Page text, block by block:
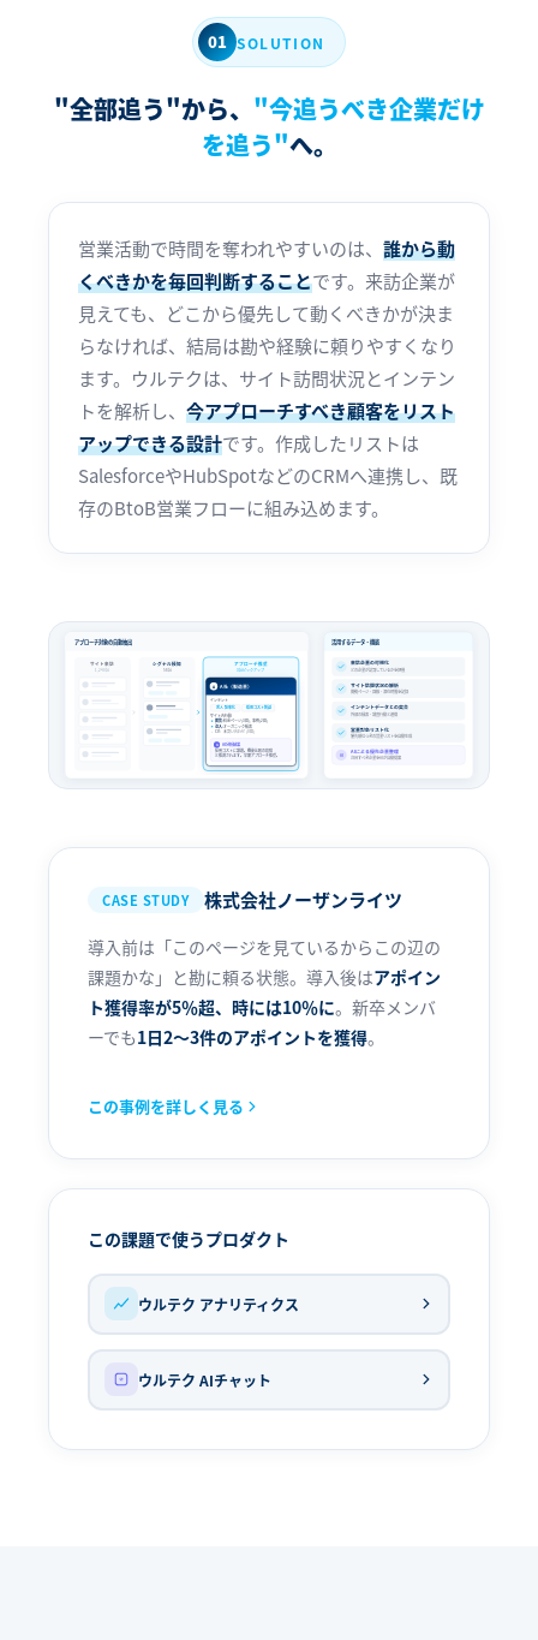
01 SOLUTION
"全部追う"から、 "今追うべき企業だけ
を追う"へ。
営業活動で時間を奪われやすいのは、 誰から動
くべきかを毎回判断することです。来訪企業が
見えても、どこから優先して動くべきかが決ま
らなければ、結局は勘や経験に頼りやすくなり
ます。ウルテクは、サイト訪問状況とインテン
トを解析し、 今アプローチすべき顧客をリスト
アップできる設計です。作成したリストは
SalesforceやHubSpotなどのCRMへ連携し、既
存のBtoB営業フローに組み込めます。
アプローチ対象の自動抽出
サイト来訪
1,240社
シグナル検知
58社
アプローチ推奨
3社ピックアップ
A A社（製造業）
インテント
求人 効率化
採用コスト削減
サイト内行動
閲覧:料金ページ(3回), 事例(2回)
流入:オーガニック検索
CV: 未問い合わせ (0回)
AI
AI分析結果
採用コストに課題。機能比較の段階
と推測されます。早期アプローチ推奨。
活用するデータ・機能
来訪企業の可視化
どの企業が訪問しているかを把握
サイト訪問状況の解析
閲覧ページ・回数・滞在時間を記録
インテントデータとの突合
外部の検索・調査行動と連携
営業対象リスト化
優先順位つきの営業リストを自動生成
AI
AIによる優先企業整理
注目すべき企業をAIが自動提案
CASE STUDY 株式会社ノーザンライツ
導入前は「このページを見ているからこの辺の
課題かな」と勘に頼る状態。導入後はアポイン
ト獲得率が5％超、時には10％に。新卒メンバ
ーでも1日2〜3件のアポイントを獲得。
この事例を詳しく見る
この課題で使うプロダクト
ウルテク アナリティクス
ウルテク AIチャット